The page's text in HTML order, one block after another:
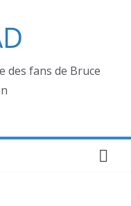
des fans de Bruce